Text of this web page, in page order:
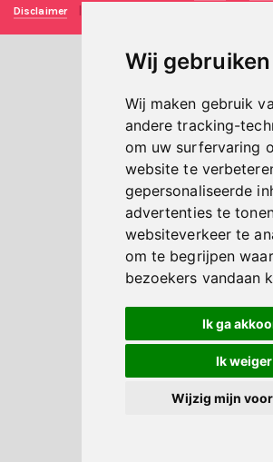
Wij
Wij maken gebruik
andere tracking-
om uw surfervaring
website te
gepersonaliseerde
advertenties te
websiteverkeer te
om te begrijpen
bezoekers vandaan
Ik ga
Ik weiger
Wijzig mijn
Disclaimer